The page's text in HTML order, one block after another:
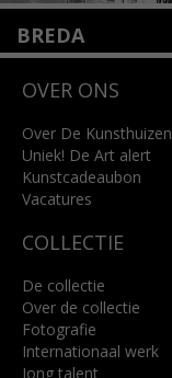
BREDA
4818 SB Breda
info@kunsthuisbreda.nl
Lees meer
OVER ONS
Over De Kunsthuizen
Uniek! De Art alert
Kunstcadeaubon
Vacatures
COLLECTIE
De collectie
Over de collectie
Fotografie
Internationaal werk
Jong talent